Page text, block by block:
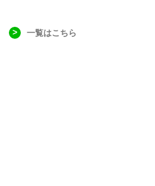
一覧はこちら